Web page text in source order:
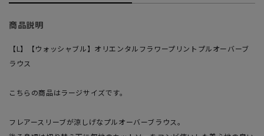
商品説明
【L】【ウォッシャブル】オリエンタルフラワープリントプルオーバーブ
ラウス
こちらの商品はラージサイズです。
フレアースリーブが涼しげなプルオーバーブラウス。